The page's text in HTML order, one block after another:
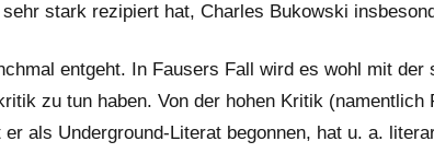
stark rezipiert hat, Charles Bukowski
entgeht. In Fausers Fall wird es wohl mit der
zu tun haben. Von der hohen Kritik (namentlich
als Underground-Literat begonnen, hat u. a.